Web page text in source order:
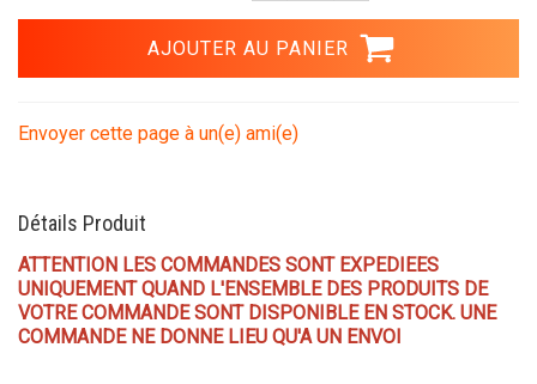
Envoyer cette page à un(e) ami(e)
Détails Produit
ATTENTION LES COMMANDES SONT EXPEDIEES
UNIQUEMENT QUAND L'ENSEMBLE DES PRODUITS DE
VOTRE COMMANDE SONT DISPONIBLE EN STOCK. UNE
COMMANDE NE DONNE LIEU QU'A UN ENVOI